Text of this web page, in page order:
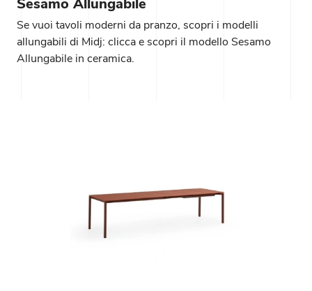
Sesamo Allungabile
Se vuoi tavoli moderni da pranzo, scopri i modelli
allungabili di Midj: clicca e scopri il modello Sesamo
Allungabile in ceramica.